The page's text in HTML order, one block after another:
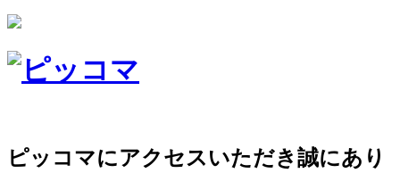
ピッコマにアクセスいただき誠にあり